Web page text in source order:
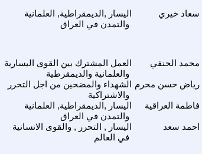
اليسار ,الديمقراطية, العلمانية
والتمدن في العراق
سعاد خيري
العمل المشترك بين القوى اليسارية
والعلمانية والديمقرطية
محمد الحنفي
الشهداء والمضحين من اجل التحرر
والاشتراكية
رياض حسن محرم
اليسار ,الديمقراطية, العلمانية
والتمدن في العراق
فاطمة العراقية
اليسار , التحرر , والقوى الانسانية
في العالم
احمد سعد